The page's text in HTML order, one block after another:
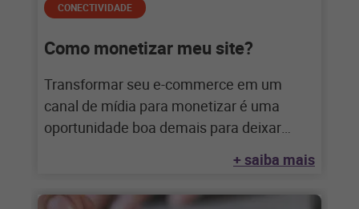
CONECTIVIDADE
Como monetizar meu site?
Transformar seu e-commerce em um
canal de mídia para monetizar é uma
oportunidade boa demais para deixar
+ saiba mais